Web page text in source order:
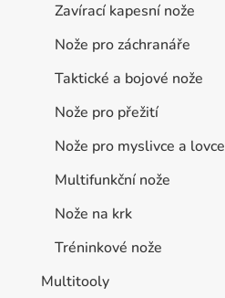
Zavírací kapesní nože
Nože pro záchranáře
Taktické a bojové nože
Nože pro přežití
Nože pro myslivce a lovce
Multifunkční nože
Nože na krk
Tréninkové nože
Multitooly